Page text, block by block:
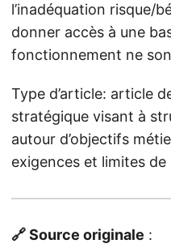
l’inadéquation risque/
donner accès à une
fonctionnement ne
Type d’article: article
stratégique visant à
autour d’objectifs
exigences et limites de
🔗 Source originale :